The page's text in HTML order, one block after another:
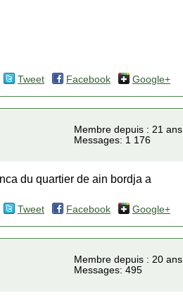
Tweet Facebook Google+
Membre depuis : 21 ans
Messages: 1 176
du quartier de ain bordja a
Tweet Facebook Google+
Membre depuis : 20 ans
Messages: 495